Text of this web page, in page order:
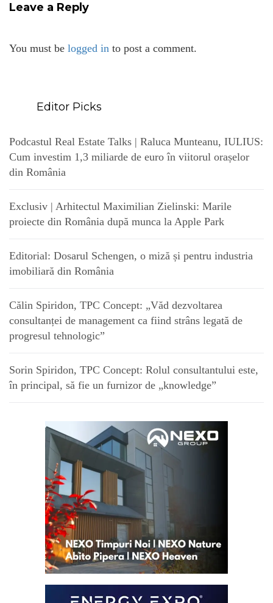
Leave a Reply
You must be logged in to post a comment.
Editor Picks
Podcastul Real Estate Talks | Raluca Munteanu, IULIUS:
Cum investim 1,3 miliarde de euro în viitorul orașelor
din România
Exclusiv | Arhitectul Maximilian Zielinski: Marile
proiecte din România după munca la Apple Park
Editorial: Dosarul Schengen, o miză și pentru industria
imobiliară din România
Călin Spiridon, TPC Concept: „Văd dezvoltarea
consultanței de management ca fiind strâns legată de
progresul tehnologic”
Sorin Spiridon, TPC Concept: Rolul consultantului este,
în principal, să fie un furnizor de „knowledge”